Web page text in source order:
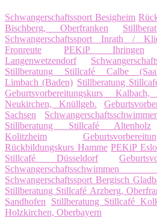
Schwangerschaftssport Besigheim
Bischberg, Oberfranken
Schwangerschaftssport Inrath /
Fronreute
PEKiP Ihringen
Langenwetzendorf
Stillberatung Stillcafé Calbe
Limbach (Baden) Stillberatung
Geburtsvorbereitungskurs
Neukirchen, Knüllgeb.
Sachsen
Stillberatung Stillcafé Altenholz
Kolitzheim
Rückbildungskurs Hamme PEKiP
Stillcafé Düsseldorf
Schwangerschaftssport Bergisch
Stillberatung Stillcafé Arzberg,
Sandhofen
Stillberatung Stillcafé
Holzkirchen, Oberbayern